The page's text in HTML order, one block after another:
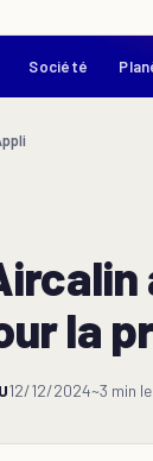
Société
la
12/12/2024~3 min